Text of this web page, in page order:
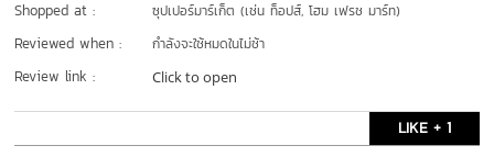
Shopped at : ซุปเปอร์มาร์เก็ต (เช่น ท็อปส์, โฮม เฟรช มาร์ท)
Reviewed when : กำลังจะใช้หมดในไม่ช้า
Review link : Click to open
LIKE + 1